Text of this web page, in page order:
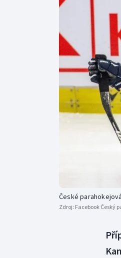
České
Zdroj: Facebook Český